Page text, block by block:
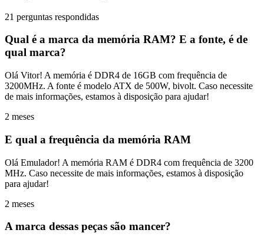
21 perguntas respondidas
Qual é a marca da memória RAM? E a fonte, é de
qual marca?
Olá Vitor! A memória é DDR4 de 16GB com frequência de
3200MHz. A fonte é modelo ATX de 500W, bivolt. Caso necessite
de mais informações, estamos à disposição para ajudar!
2 meses
E qual a frequência da memória RAM
Olá Emulador! A memória RAM é DDR4 com frequência de 3200
MHz. Caso necessite de mais informações, estamos à disposição
para ajudar!
2 meses
A marca dessas peças são mancer?